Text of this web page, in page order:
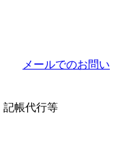
メールでのお問い